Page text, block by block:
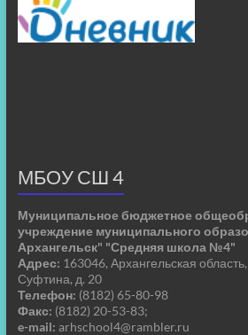
МБОУ СШ 4
Муниципальное бюджетное
учреждение муниципального
Архангельск" "Средняя школа №4"
Адрес: 163046, Архангельская область,
Суфтина, д. 20
Телефон: (8182) 65-80-98
Факс: (8182) 20-53-83;
e-mail: arhschool4@rambler.ru